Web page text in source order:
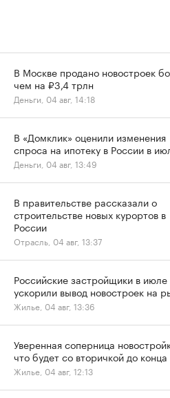
В Москве продано новостроек
чем на ₽3,4 трлн
Деньги, 04 авг, 14:18
В «Домклик» оценили изменения
спроса на ипотеку в России в
Деньги, 04 авг, 13:49
В правительстве рассказали о
строительстве новых курортов в
России
Отрасль, 04 авг, 13:37
Российские застройщики в июле
ускорили вывод новостроек на
Жилье, 04 авг, 13:36
Уверенная соперница
что будет со вторичкой до конца
Жилье, 04 авг, 12:13